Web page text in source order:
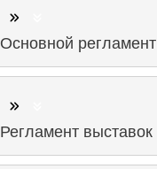
Основной регламент
Регламент выставок